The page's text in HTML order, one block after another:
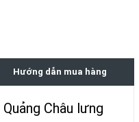
Hướng dẫn mua hàng
Châu lưng